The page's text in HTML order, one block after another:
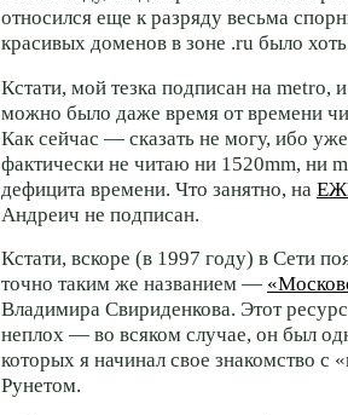
относился еще к разряду весьма
красивых доменов в зоне .ru было
Кстати, мой тезка подписан на metro,
можно было даже время от времени
Как сейчас — сказать не могу, ибо
фактически не читаю ни 1520mm, ни
дефицита времени. Что занятно, на
Андреич не подписан.
Кстати, вскоре (в 1997 году) в Сети
точно таким же названием —
Владимира Свириденкова. Этот
неплох — во всяком случае, он был
которых я начинал свое знакомство
Рунетом.